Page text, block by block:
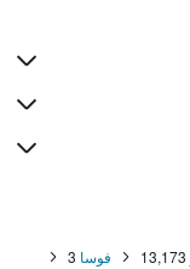
13,173 فوسا 3